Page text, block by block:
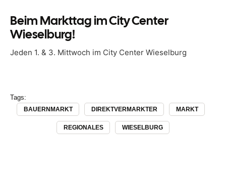
Beim Markttag im City Center
Wieselburg!
Jeden 1. & 3. Mittwoch im City Center Wieselburg
Tags:
BAUERNMARKT DIREKTVERMARKTER MARKT
REGIONALES WIESELBURG